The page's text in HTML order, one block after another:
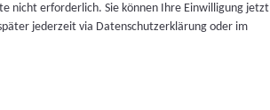
nicht erforderlich. Sie können Ihre Einwilligung jetzt
jederzeit via Datenschutzerklärung oder im